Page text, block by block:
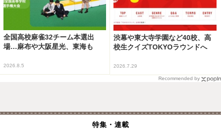
全国高校麻雀32チーム本選出
場…麻布や大阪星光、東海も
2026.8.5
渋幕や東大寺学園など40校、高
校生クイズTOKYOラウンドへ
2026.7.29
Recommended by
特集・連載